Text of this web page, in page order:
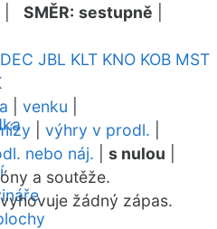
SMĚR: sestupně
DEC JBL KLT KNO KOB MST
venku
výhry v prodl.
nebo náj. s nulou
a soutěže.
žádný zápas.